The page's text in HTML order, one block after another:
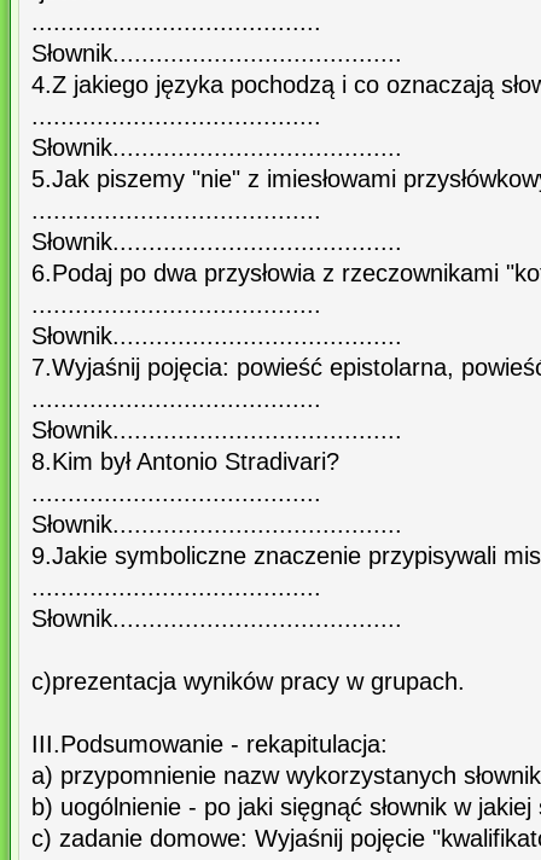
........................................
Słownik........................................
4.Z jakiego języka pochodzą i co oznaczają
........................................
Słownik........................................
5.Jak piszemy "nie" z imiesłowami
........................................
Słownik........................................
6.Podaj po dwa przysłowia z rzeczownikami
........................................
Słownik........................................
7.Wyjaśnij pojęcia: powieść epistolarna,
........................................
Słownik........................................
8.Kim był Antonio Stradivari?
........................................
Słownik........................................
9.Jakie symboliczne znaczenie przypisywali
........................................
Słownik........................................
c)prezentacja wyników pracy w grupach.
III.Podsumowanie - rekapitulacja:
a) przypomnienie nazw wykorzystanych
b) uogólnienie - po jaki sięgnąć słownik w jakiej
c) zadanie domowe: Wyjaśnij pojęcie